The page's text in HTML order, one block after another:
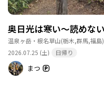
温泉ヶ岳・根名草山(栃木,群馬,福島)
2026.07.25 (土)
日帰り
まつ